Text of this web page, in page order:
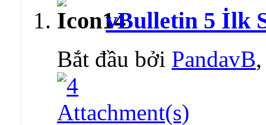
vBulletin 5 İlk
Bắt đầu bởi PandavB